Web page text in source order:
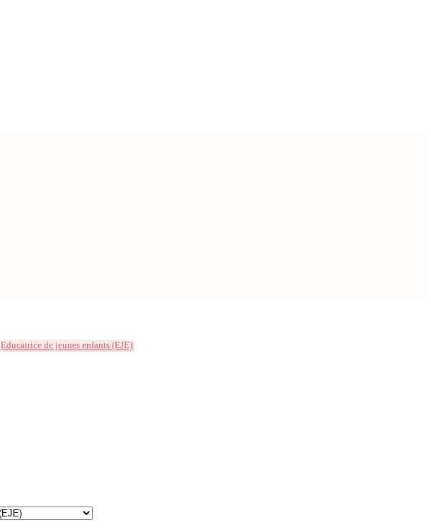
Educatrice de jeunes enfants (EJE)